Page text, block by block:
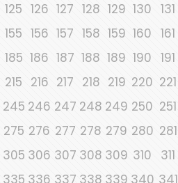
125 126 127 128 129 130 131
155 156 157 158 159 160 161
185 186 187 188 189 190 191
215 216 217 218 219 220 221
245 246 247 248 249 250 251
275 276 277 278 279 280 281
305 306 307 308 309 310 311